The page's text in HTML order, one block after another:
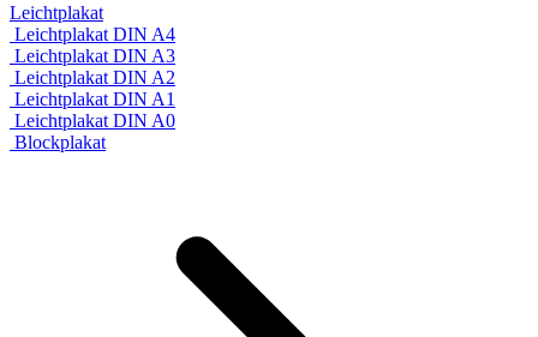
Leichtplakat
Leichtplakat DIN A4
Leichtplakat DIN A3
Leichtplakat DIN A2
Leichtplakat DIN A1
Leichtplakat DIN A0
Blockplakat